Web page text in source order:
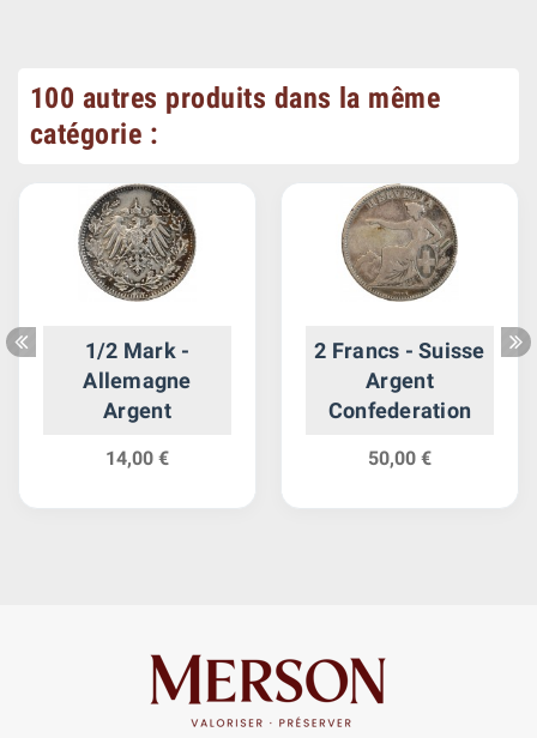
100 autres produits dans la même
catégorie :
1/2 Mark -
Allemagne
Argent
14,00 €
2 Francs - Suisse
Argent
Confederation
50,00 €